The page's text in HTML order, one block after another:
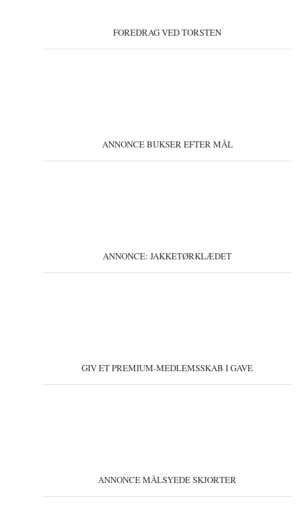
FOREDRAG VED TORSTEN
ANNONCE BUKSER EFTER MÅL
ANNONCE: JAKKETØRKLÆDET
GIV ET PREMIUM-MEDLEMSSKAB I GAVE
ANNONCE MÅLSYEDE SKJORTER